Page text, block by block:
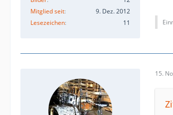
Mitglied seit
9. Dez. 2012
Lesezeichen
11
15.